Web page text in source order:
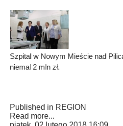
Szpital w Nowym Mieście nad
niemal 2 mln zł.
Published in REGION
Read more...